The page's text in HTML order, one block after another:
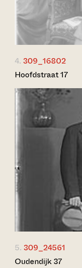
4. 309_16802
Hoofdstraat 17
5. 309_24561
Oudendijk 37